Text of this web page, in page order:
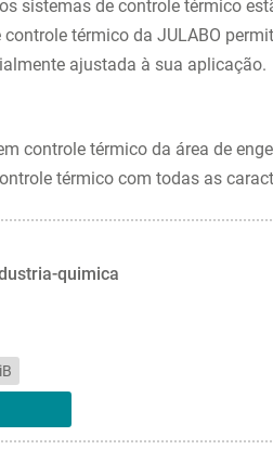
sistemas de controle térmico
térmico da JULABO
ajustada à sua aplicação.
controle térmico da área de
térmico com todas as
quimica